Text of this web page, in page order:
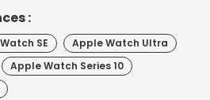
:
SE
Apple Watch Ultra
Apple Watch Series 10